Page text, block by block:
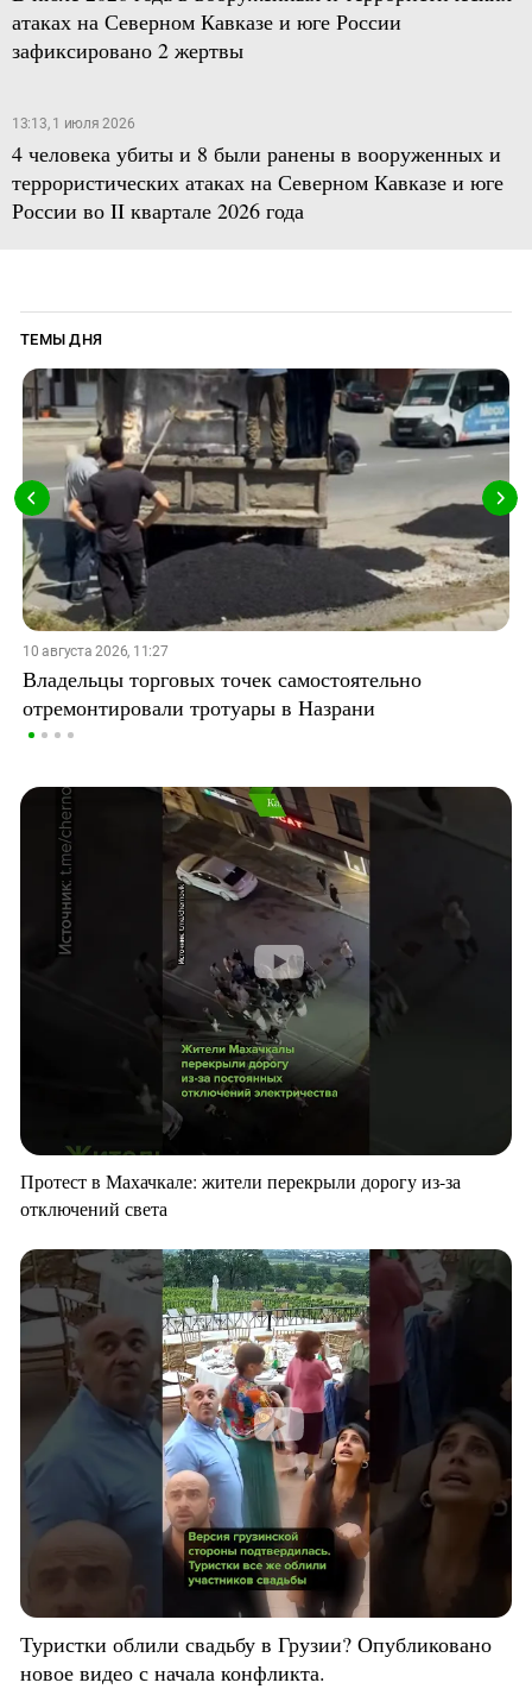
атаках на Северном Кавказе и юге России
зафиксировано 2 жертвы
13:13, 1 июля 2026
4 человека убиты и 8 были ранены в вооруженных и
террористических атаках на Северном Кавказе и юге
России во II квартале 2026 года
ТЕМЫ ДНЯ
10 августа 2026, 11:27
Владельцы торговых точек самостоятельно
отремонтировали тротуары в Назрани
Протест в Махачкале: жители перекрыли дорогу из-за
отключений света
Туристки облили свадьбу в Грузии? Опубликовано
новое видео с начала конфликта.